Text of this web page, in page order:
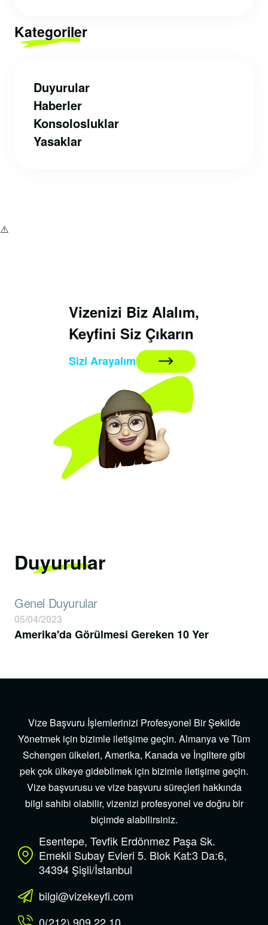
Kategoriler
Duyurular
Haberler
Konsolosluklar
Yasaklar
Vizenizi Biz Alalım,
Keyfini Siz Çıkarın
Sizi Arayalım
Duyurular
Genel Duyurular
Amerika'da Görülmesi Gereken 10 Yer
05/04/2023
Esentepe, Tevfik Erdönmez Paşa Sk.
Emekli Subay Evleri 5. Blok Kat:3 Da:6,
34394 Şişli/İstanbul
bilgi@vizekeyfi.com
Vize Başvuru İşlemlerinizi Profesyonel Bir Şekilde
Yönetmek için bizimle iletişime geçin. Almanya ve Tüm
Schengen ülkeleri, Amerika, Kanada ve İngiltere gibi
pek çok ülkeye gidebilmek için bizimle iletişime geçin.
Vize başvurusu ve vize başvuru süreçleri hakkında
bilgi sahibi olabilir, vizenizi profesyonel ve doğru bir
biçimde alabilirsiniz.